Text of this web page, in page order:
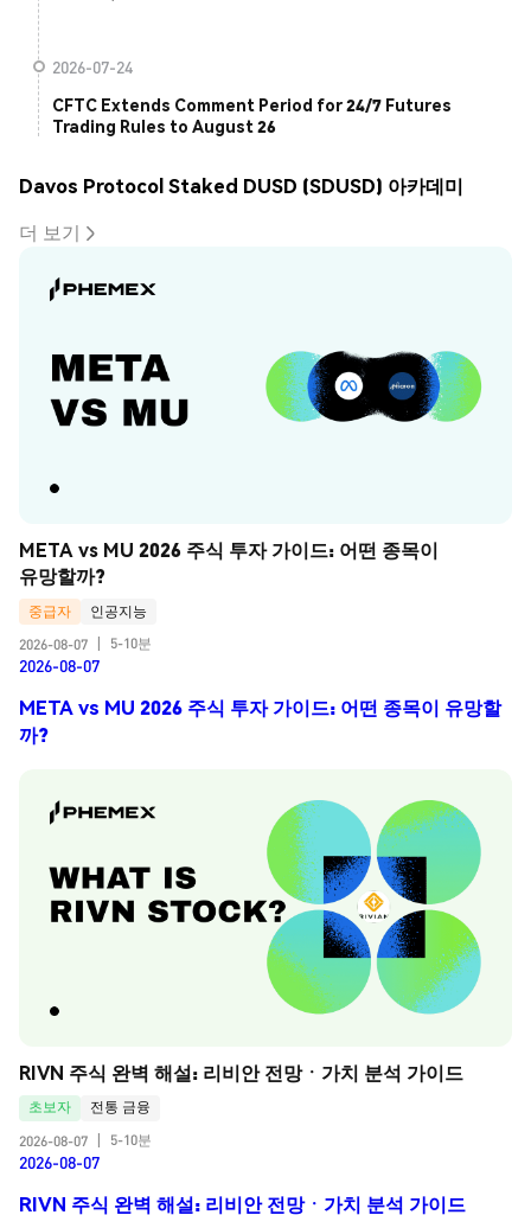
2026-07-24
CFTC Extends Comment Period for 24/7 Futures
Trading Rules to August 26
Davos Protocol Staked DUSD (SDUSD) 아카데미
더 보기
META vs MU 2026 주식 투자 가이드: 어떤 종목이
유망할까?
중급자
인공지능
2026-08-07
5-10분
2026-08-07
META vs MU 2026 주식 투자 가이드: 어떤 종목이 유망할
까?
RIVN 주식 완벽 해설: 리비안 전망ㆍ가치 분석 가이드
초보자
전통 금융
2026-08-07
5-10분
2026-08-07
RIVN 주식 완벽 해설: 리비안 전망ㆍ가치 분석 가이드